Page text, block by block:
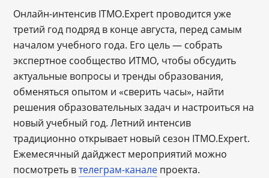
Онлайн-интенсив ITMO.Expert проводится уже
третий год подряд в конце августа, перед самым
началом учебного года. Его цель — собрать
экспертное сообщество ИТМО, чтобы обсудить
актуальные вопросы и тренды образования,
обменяться опытом и «сверить часы», найти
решения образовательных задач и настроиться на
новый учебный год. Летний интенсив
традиционно открывает новый сезон ITMO.Ехpert.
Ежемесячный дайджест мероприятий можно
посмотреть втелеграм-канале проекта.